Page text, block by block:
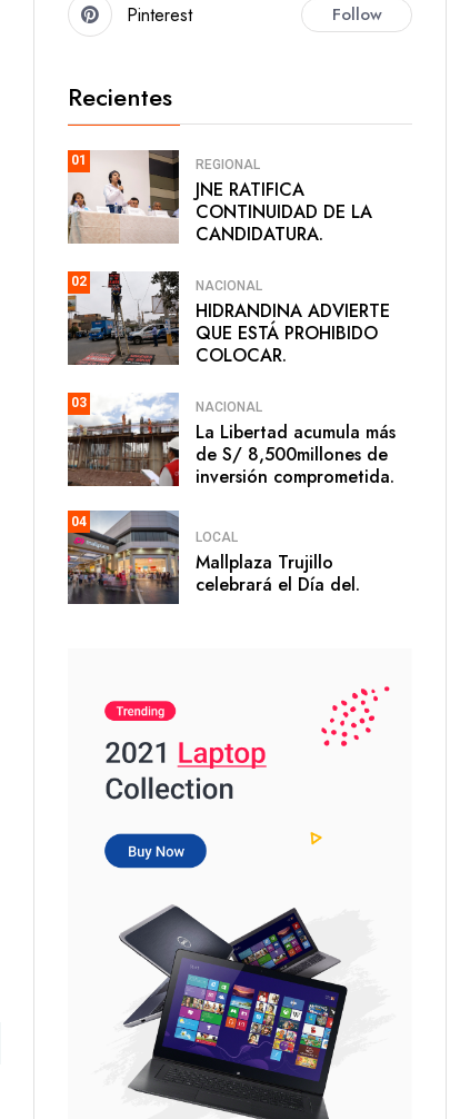
Pinterest Follow
Recientes
01 REGIONAL
JNE RATIFICA
CONTINUIDAD DE LA
CANDIDATURA.
02 NACIONAL
HIDRANDINA ADVIERTE
QUE ESTÁ PROHIBIDO
COLOCAR.
03 NACIONAL
La Libertad acumula más
de S/ 8,500millones de
inversión comprometida.
04
LOCAL
Mallplaza Trujillo
celebrará el Día del.